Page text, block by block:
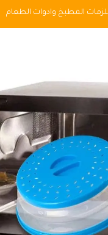
المطبخ وادوات الطعام